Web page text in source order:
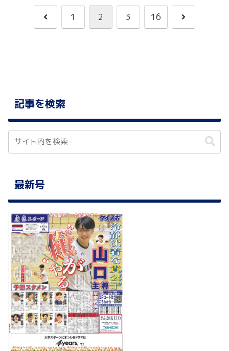
前
1 2 3 16
次
記事を検索
最新号